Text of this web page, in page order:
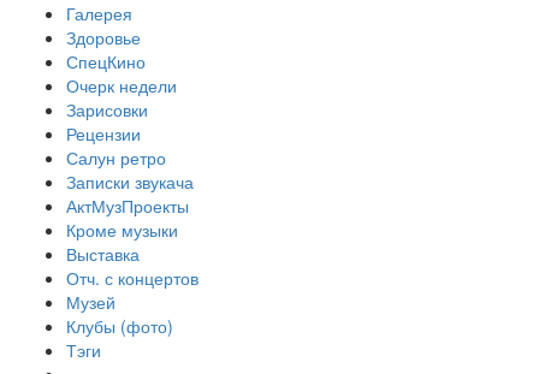
Галерея
Здоровье
СпецКино
Очерк недели
Зарисовки
Рецензии
Салун ретро
Записки звукача
АктМузПроекты
Кроме музыки
Выставка
Отч. с концертов
Музей
Клубы (фото)
Тэги